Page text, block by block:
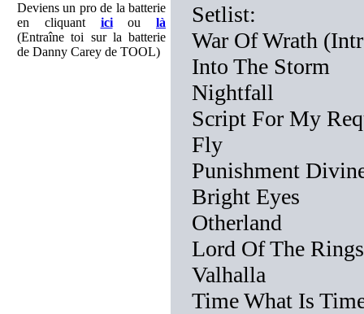
Deviens un pro de la batterie
en cliquant iciou là
(Entraîne toi sur la batterie
de Danny Carey de TOOL)
Setlist:
War Of Wrath
Into The Storm
Nightfall
Script For My
Fly
Punishment
Bright Eyes
Otherland
Lord Of The Rings
Valhalla
Time What Is